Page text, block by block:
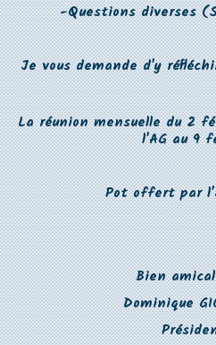
-Questions diverses
Je vous demande d'y
La réunion mensuelle du 2
l'AG au 9
Pot offert par
Bien
Dominique